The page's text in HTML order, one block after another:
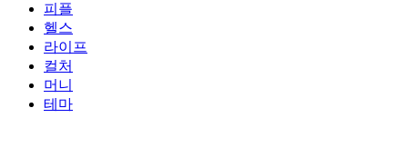
피플
헬스
라이프
컬처
머니
테마